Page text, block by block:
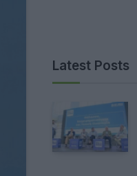
Latest Posts